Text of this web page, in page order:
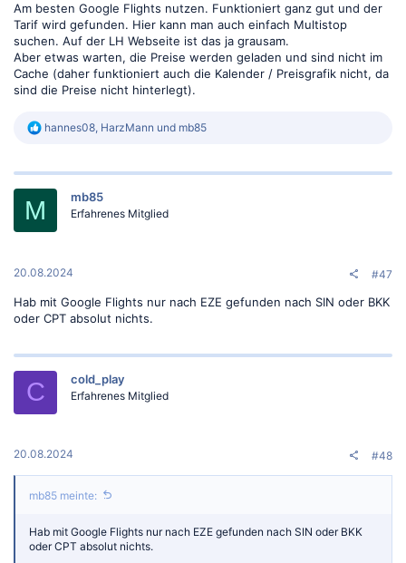
Am besten Google Flights nutzen. Funktioniert ganz gut und der
Tarif wird gefunden. Hier kann man auch einfach Multistop
suchen. Auf der LH Webseite ist das ja grausam.
Aber etwas warten, die Preise werden geladen und sind nicht im
Cache (daher funktioniert auch die Kalender / Preisgrafik nicht, da
sind die Preise nicht hinterlegt).
R
k
i
:
hannes08, HarzMann und mb85
M mb85
Erfahrenes Mitglied
20.08.2024 #47
Hab mit Google Flights nur nach EZE gefunden nach SIN oder BKK
oder CPT absolut nichts.
C cold_play
Erfahrenes Mitglied
20.08.2024 #48
mb85 meinte:
Hab mit Google Flights nur nach EZE gefunden nach SIN oder BKK
oder CPT absolut nichts.